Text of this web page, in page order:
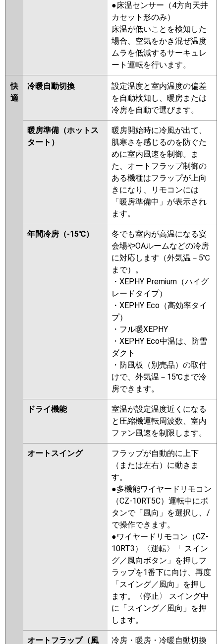
PA-P160B7GTNB PA-P160B7GT
PA-P160B7GTN PA-P160B6GTB
PA-P160B6GTNB PA-P160B6GTA
PA-P160B6GTN1
●床温センサー（4方向天井
カセット形のみ）
床温が低いことを検知した
場合、空気をかき混ぜ温度
ムラを低減するサーキュレ
ート運転を行います。
快
適
冷暖自動切換
設定温度と室内温度の偏差
を自動検知し、暖房または
冷房を自動で選びます。
暖房準備（ホットス
タート）
暖房開始時に冷風が出て、
肌寒さを感じるのを防ぐた
めに室内風速を制御。ま
た、オートフラップ制御の
ある機種はフラップが上向
きになり、リモコンには
「暖房準備中」が表示され
ます。
年間冷房（-15℃）
冬でも室内が高温になる宴
会場やOAルームなどの冷房
に対応します（外気温－5℃
まで）。
・XEPHY Premium（ハイグ
レードタイプ）
・XEPHY Eco（高効率タイ
プ）
・フル暖XEPHY
・XEPHY Eco中温は、防雪
ダクト
・防風板（別売品）の取付
けで、外気温－15℃まで冷
房できます。
ドライ機能
室温が設定温度近くになる
と圧縮機運転周波数、室内
ファン風速を制限します。
オートスイング
フラップが自動的に上下
（または左右）に動きま
す。
●多機能ワイヤードリモコン
（CZ-10RT5C）運転中にボ
タンで「風向」を選択し、/
で操作できます。
●ワイヤードリモコン（CZ-
10RT3）〈運転〉「 スイン
グ／風向ボタン」を押しフ
ラップを1番下に向け、再度
「スイング／風向」を押し
ます。〈停止〉 スイング中
に「スイング／風向」を押
します。
オートフラップ（風 冷房・暖房・冷暖自動切換